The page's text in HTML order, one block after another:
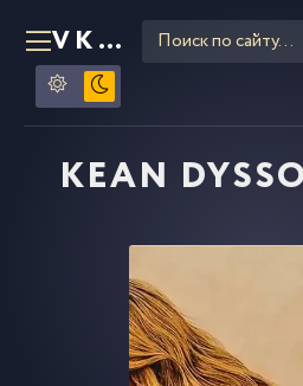
VKLIPE RU
KEAN